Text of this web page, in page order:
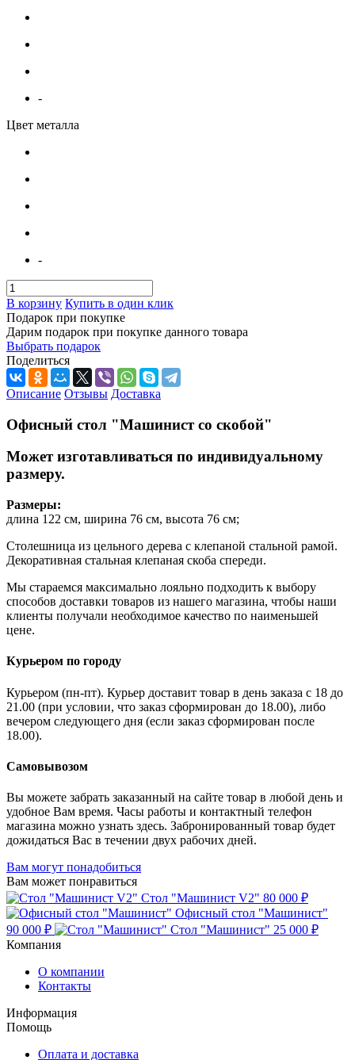
-
Цвет металла
-
В корзину Купить в один клик
Подарок при покупке
Дарим подарок при покупке данного товара
Выбрать подарок
Поделиться
Описание Отзывы Доставка
Офисный стол "Машинист со скобой"
Может изготавливаться по индивидуальному
размеру.
Размеры:
длина 122 см, ширина 76 см, высота 76 см;
Столешница из цельного дерева с клепаной стальной рамой.
Декоративная стальная клепаная скоба спереди.
Мы стараемся максимально лояльно подходить к выбору
способов доставки товаров из нашего магазина, чтобы наши
клиенты получали необходимое качество по наименьшей
цене.
Курьером по городу
Курьером (пн-пт). Курьер доставит товар в день заказа с 18 до
21.00 (при условии, что заказ сформирован до 18.00), либо
вечером следующего дня (если заказ сформирован после
18.00).
Самовывозом
Вы можете забрать заказанный на сайте товар в любой день и
удобное Вам время. Часы работы и контактный телефон
магазина можно узнать здесь. Забронированный товар будет
дожидаться Вас в течении двух рабочих дней.
Вам могут понадобиться
Вам может понравиться
Стол "Машинист V2" 80 000 ₽
Офисный стол "Машинист"
90 000 ₽
Стол "Машинист" 25 000 ₽
Компания
О компании
Контакты
Информация
Помощь
Оплата и доставка